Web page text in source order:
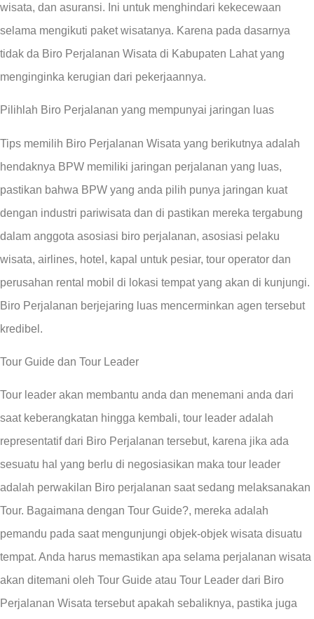
wisata, dan asuransi. Ini untuk menghindari kekecewaan
selama mengikuti paket wisatanya. Karena pada dasarnya
tidak da Biro Perjalanan Wisata di Kabupaten Lahat yang
menginginka kerugian dari pekerjaannya.
Pilihlah Biro Perjalanan yang mempunyai jaringan luas
Tips memilih Biro Perjalanan Wisata yang berikutnya adalah
hendaknya BPW memiliki jaringan perjalanan yang luas,
pastikan bahwa BPW yang anda pilih punya jaringan kuat
dengan industri pariwisata dan di pastikan mereka tergabung
dalam anggota asosiasi biro perjalanan, asosiasi pelaku
wisata, airlines, hotel, kapal untuk pesiar, tour operator dan
perusahan rental mobil di lokasi tempat yang akan di kunjungi.
Biro Perjalanan berjejaring luas mencerminkan agen tersebut
kredibel.
Tour Guide dan Tour Leader
Tour leader akan membantu anda dan menemani anda dari
saat keberangkatan hingga kembali, tour leader adalah
representatif dari Biro Perjalanan tersebut, karena jika ada
sesuatu hal yang berlu di negosiasikan maka tour leader
adalah perwakilan Biro perjalanan saat sedang melaksanakan
Tour. Bagaimana dengan Tour Guide?, mereka adalah
pemandu pada saat mengunjungi objek-objek wisata disuatu
tempat. Anda harus memastikan apa selama perjalanan wisata
akan ditemani oleh Tour Guide atau Tour Leader dari Biro
Perjalanan Wisata tersebut apakah sebaliknya, pastika juga